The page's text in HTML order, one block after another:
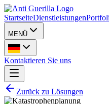
StartseiteDienstleistungen
MENÜ
Kontaktieren Sie uns
Zurück zu Lösungen